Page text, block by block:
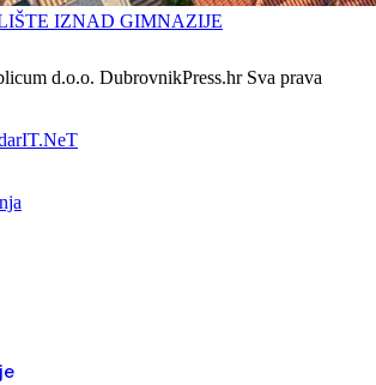
IZNAD GIMNAZIJE
d.o.o. DubrovnikPress.hr Sva prava